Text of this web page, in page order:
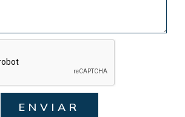
ENVIAR